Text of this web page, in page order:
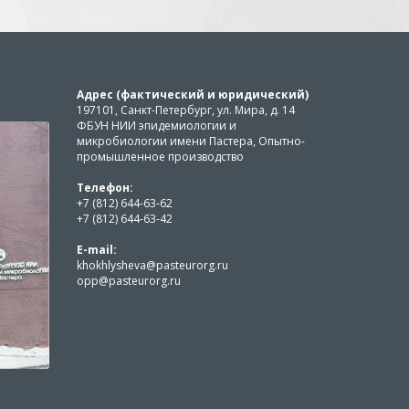
Адрес (фактический и юридический)
197101, Санкт-Петербург, ул. Мира, д. 14
ФБУН НИИ эпидемиологии и
микробиологии имени Пастера, Опытно-
промышленное производство
Телефон:
+7 (812) 644-63-62
+7 (812) 644-63-42
E-mail:
khokhlysheva@pasteurorg.ru
opp@pasteurorg.ru